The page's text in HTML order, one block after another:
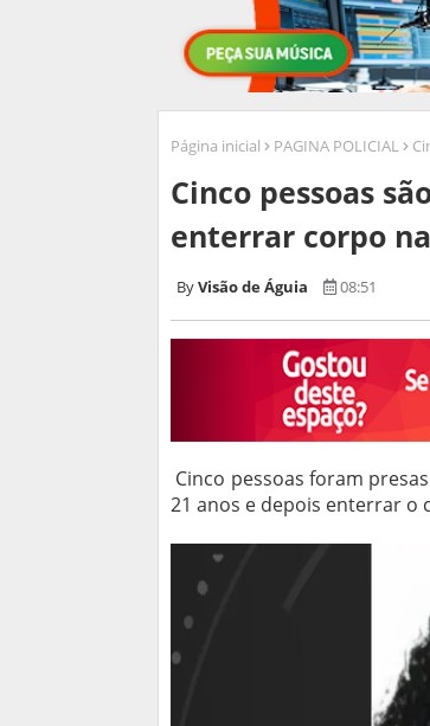
Página inicial PAGINA POLICIAL
Cinco pessoas
enterrar corpo
Visão de Águia 08:51
Cinco pessoas foram
21 anos e depois enterrar o